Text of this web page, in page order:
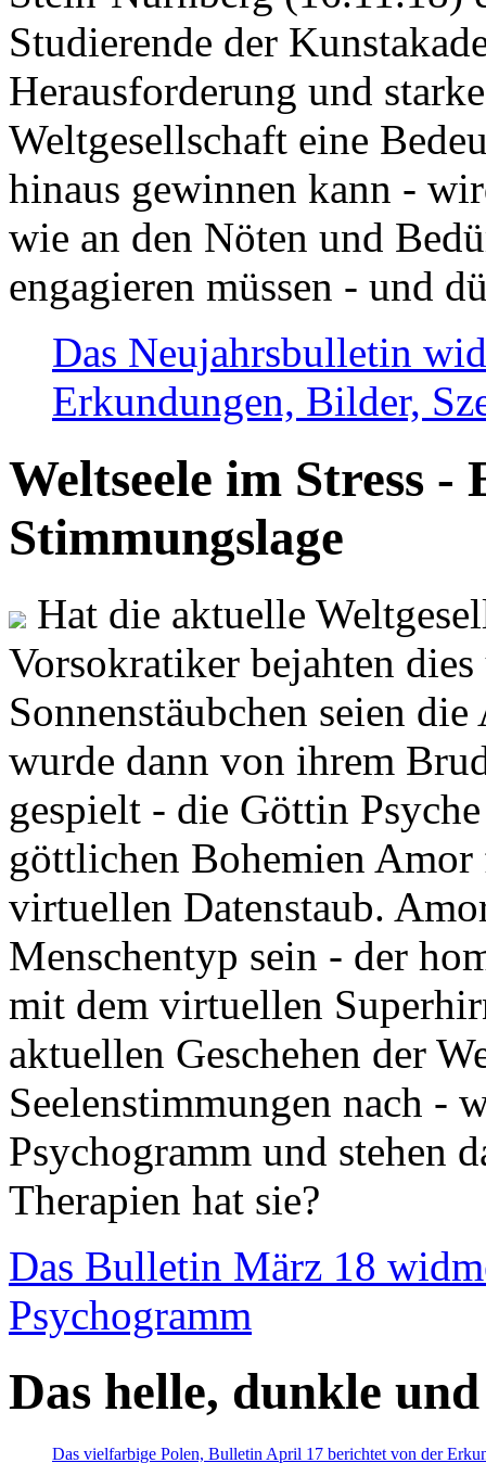
Studierende der
Herausforderung und
Weltgesellschaft eine
hinaus gewinnen kann -
wie an den Nöten und
engagieren müssen - und
Das Neujahrsbulletin
Erkundungen, Bilder,
Weltseele im Stress -
Stimmungslage
Hat die aktuelle
Vorsokratiker bejahten
Sonnenstäubchen seien
wurde dann von ihrem
gespielt - die Göttin
göttlichen Bohemien
virtuellen Datenstaub.
Menschentyp sein - der
mit dem virtuellen
aktuellen Geschehen der
Seelenstimmungen nach -
Psychogramm und stehen
Therapien hat sie?
Das Bulletin März 18
Psychogramm
Das helle, dunkle
Das vielfarbige Polen, Bulletin April 17 berichtet von der